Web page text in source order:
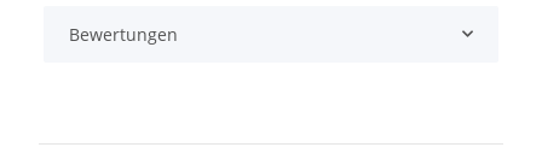
Bewertungen